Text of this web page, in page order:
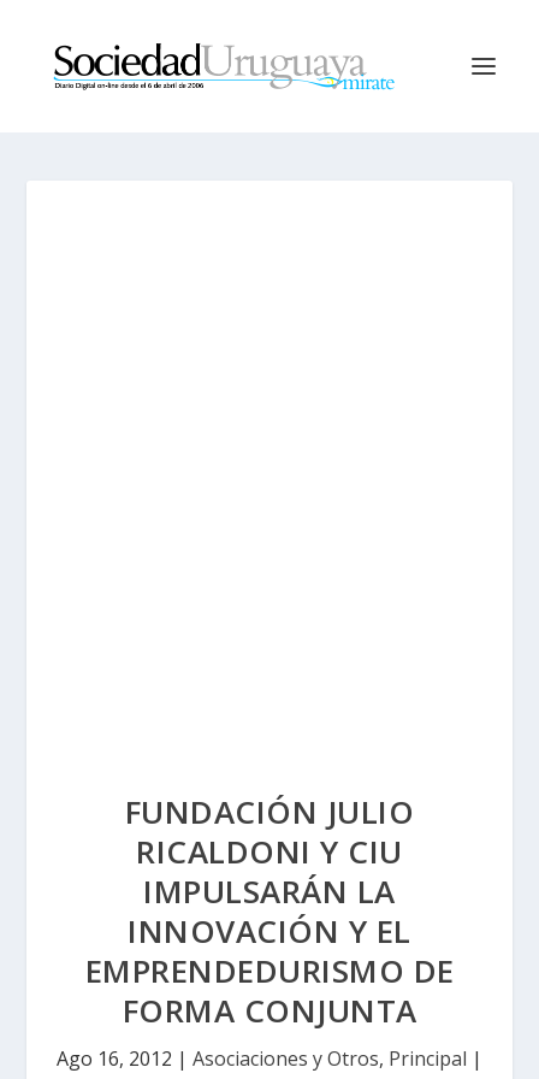
FUNDACIÓN JULIO
RICALDONI Y CIU
IMPULSARÁN LA
INNOVACIÓN Y EL
EMPRENDEDURISMO DE
FORMA CONJUNTA
Ago 16, 2012 | Asociaciones y Otros, Principal |